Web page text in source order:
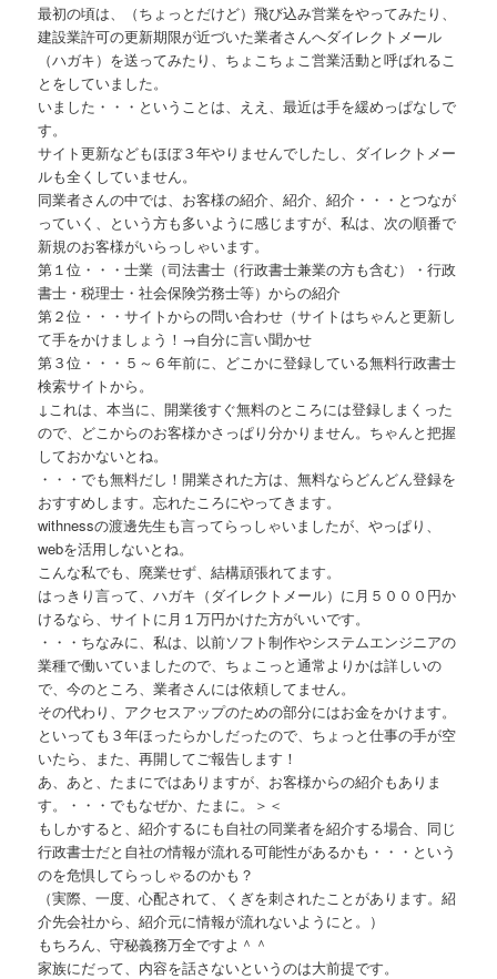
最初の頃は、（ちょっとだけど）飛び込み営業をやってみたり、
建設業許可の更新期限が近づいた業者さんへダイレクトメール
（ハガキ）を送ってみたり、ちょこちょこ営業活動と呼ばれるこ
とをしていました。
いました・・・ということは、ええ、最近は手を緩めっぱなしで
す。
サイト更新などもほぼ３年やりませんでしたし、ダイレクトメー
ルも全くしていません。
同業者さんの中では、お客様の紹介、紹介、紹介・・・とつなが
っていく、という方も多いように感じますが、私は、次の順番で
新規のお客様がいらっしゃいます。
第１位・・・士業（司法書士（行政書士兼業の方も含む）・行政
書士・税理士・社会保険労務士等）からの紹介
第２位・・・サイトからの問い合わせ（サイトはちゃんと更新し
て手をかけましょう！→自分に言い聞かせ
第３位・・・５～６年前に、どこかに登録している無料行政書士
検索サイトから。
↓これは、本当に、開業後すぐ無料のところには登録しまくった
ので、どこからのお客様かさっぱり分かりません。ちゃんと把握
しておかないとね。
・・・でも無料だし！開業された方は、無料ならどんどん登録を
おすすめします。忘れたころにやってきます。
withnessの渡邊先生も言ってらっしゃいましたが、やっぱり、
webを活用しないとね。
こんな私でも、廃業せず、結構頑張れてます。
はっきり言って、ハガキ（ダイレクトメール）に月５０００円か
けるなら、サイトに月１万円かけた方がいいです。
・・・ちなみに、私は、以前ソフト制作やシステムエンジニアの
業種で働いていましたので、ちょこっと通常よりかは詳しいの
で、今のところ、業者さんには依頼してません。
その代わり、アクセスアップのための部分にはお金をかけます。
といっても３年ほったらかしだったので、ちょっと仕事の手が空
いたら、また、再開してご報告します！
あ、あと、たまにではありますが、お客様からの紹介もありま
す。・・・でもなぜか、たまに。＞＜
もしかすると、紹介するにも自社の同業者を紹介する場合、同じ
行政書士だと自社の情報が流れる可能性があるかも・・・という
のを危惧してらっしゃるのかも？
（実際、一度、心配されて、くぎを刺されたことがあります。紹
介先会社から、紹介元に情報が流れないようにと。）
もちろん、守秘義務万全ですよ＾＾
家族にだって、内容を話さないというのは大前提です。